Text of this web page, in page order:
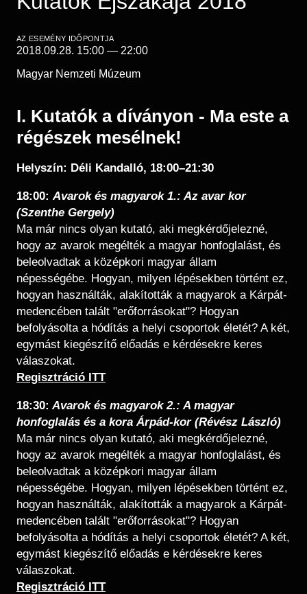
Régészet
Felnőttképzés
Történeti Fényképtár
Éremtár
Adattár
AZ ESEMÉNY IDŐPONTJA
2018.09.28. 15:00 — 22:00
Magyar Nemzeti Múzeum
I. Kutatók a díványon - Ma este a
régészek mesélnek!
Helyszín: Déli Kandalló, 18:00–21:30
18:00: Avarok és magyarok 1.: Az avar kor
(Szenthe Gergely)
Ma már nincs olyan kutató, aki megkérdőjelezné,
hogy az avarok megélték a magyar honfoglalást, és
beleolvadtak a középkori magyar állam
népességébe. Hogyan, milyen lépésekben történt ez,
hogyan használták, alakították a magyarok a Kárpát-
medencében talált "erőforrásokat"? Hogyan
befolyásolta a hódítás a helyi csoportok életét? A két,
egymást kiegészítő előadás e kérdésekre keres
válaszokat.
​Regisztráció ITT
18:30: Avarok és magyarok 2.: A magyar
honfoglalás és a kora Árpád-kor (Révész László)
Ma már nincs olyan kutató, aki megkérdőjelezné,
hogy az avarok megélték a magyar honfoglalást, és
beleolvadtak a középkori magyar állam
népességébe. Hogyan, milyen lépésekben történt ez,
hogyan használták, alakították a magyarok a Kárpát-
medencében talált "erőforrásokat"? Hogyan
befolyásolta a hódítás a helyi csoportok életét? A két,
egymást kiegészítő előadás e kérdésekre keres
válaszokat.
​Regisztráció ITT